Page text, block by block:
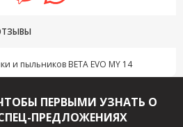
и пыльников BETA EVO MY 14
ПЕРВЫМИ УЗНАТЬ О
ПРЕДЛОЖЕНИЯХ